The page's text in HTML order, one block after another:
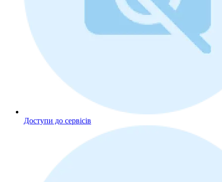
Доступи до сервісів